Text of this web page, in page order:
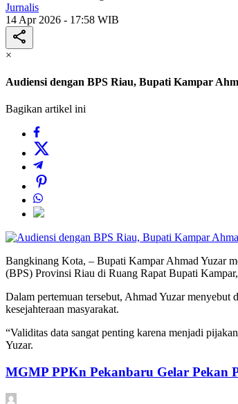
Jurnalis
14 Apr 2026 - 17:58 WIB
×
Audiensi dengan BPS Riau, Bupati Kampar
Bagikan artikel ini
Bangkinang Kota, – Bupati Kampar Ahmad Yuzar
(BPS) Provinsi Riau di Ruang Rapat Bupati
Dalam pertemuan tersebut, Ahmad Yuzar menyebut
kesejahteraan masyarakat.
“Validitas data sangat penting karena menjadi
Yuzar.
MGMP PPKn Pekanbaru Gelar Pekan